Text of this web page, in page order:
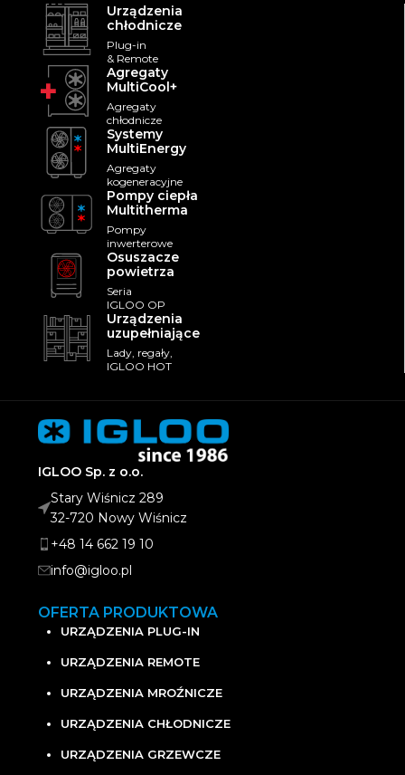
Urządzenia
chłodnicze
Plug-in
& Remote
Agregaty
MultiCool+
Agregaty
chłodnicze
Systemy
MultiEnergy
Agregaty
kogeneracyjne
Pompy ciepła
Multitherma
Pompy
inwerterowe
Osuszacze
powietrza
Seria
IGLOO OP
Urządzenia
uzupełniające
Lady, regały,
IGLOO HOT
IGLOO Sp. z o.o.
Stary Wiśnicz 289
32-720 Nowy Wiśnicz
+48 14 662 19 10
info@igloo.pl
OFERTA PRODUKTOWA
URZĄDZENIA PLUG-IN
URZĄDZENIA REMOTE
URZĄDZENIA MROŹNICZE
URZĄDZENIA CHŁODNICZE
URZĄDZENIA GRZEWCZE